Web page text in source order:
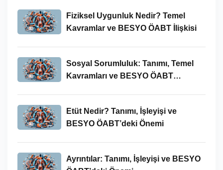
Fiziksel Uygunluk Nedir? Temel
Kavramlar ve BESYO ÖABT İlişkisi
Sosyal Sorumluluk: Tanımı, Temel
Kavramları ve BESYO ÖABT
Etüt Nedir? Tanımı, İşleyişi ve
BESYO ÖABT’deki Önemi
Ayrıntılar: Tanımı, İşleyişi ve BESYO